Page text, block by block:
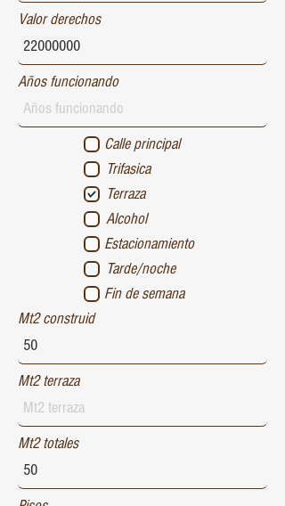
Valor derechos
Años funcionando
Calle principal
Trifasica
Terraza
Alcohol
Estacionamiento
Tarde/noche
Fin de semana
Mt2 construid
Mt2 terraza
Mt2 totales